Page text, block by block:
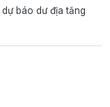
báo dư địa tăng